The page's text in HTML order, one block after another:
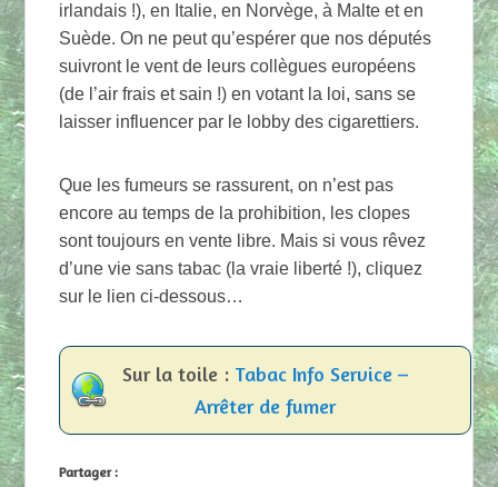
irlandais !), en Italie, en Norvège, à Malte et en
Suède. On ne peut qu’espérer que nos députés
suivront le vent de leurs collègues européens
(de l’air frais et sain !) en votant la loi, sans se
laisser influencer par le lobby des cigarettiers.
Que les fumeurs se rassurent, on n’est pas
encore au temps de la prohibition, les clopes
sont toujours en vente libre. Mais si vous rêvez
d’une vie sans tabac (la vraie liberté !), cliquez
sur le lien ci-dessous…
Sur la toile : Tabac Info Service –
Arrêter de fumer
Partager :